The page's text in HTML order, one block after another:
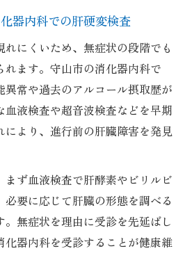
る肝硬変対策ポイント
提案する肝硬変対策の生活習
ク低減へ消化器内科が推奨する
る消化器内科監修の予防生活
消化器内科と連携して進める
学ぶ運動と肝硬変予防の関係
い内視鏡検査の重要性
器内科での肝硬変検査
にくいため、無症状の段階でも
ます。守山市の消化器内科で
異常や過去のアルコール摂取歴が
血液検査や超音波検査などを早期
により、進行前の肝臓障害を発見
ず血液検査で肝酵素やビリルビ
必要に応じて肝臓の形態を調べる
無症状を理由に受診を先延ばし
化器内科を受診することが健康維